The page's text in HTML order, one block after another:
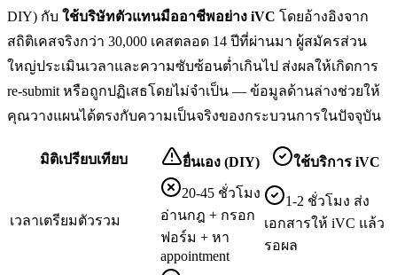
DIY) กับ ใช้บริษัทตัวแทนมืออาชีพอย่าง iVC โดยอ้างอิงจาก
สถิติเคสจริงกว่า 30,000 เคสตลอด 14 ปีที่ผ่านมา ผู้สมัครส่วน
ใหญ่ประเมินเวลาและความซับซ้อนต่ำเกินไป ส่งผลให้เกิดการ
re-submit หรือถูกปฏิเสธโดยไม่จำเป็น — ข้อมูลด้านล่างช่วยให้
คุณวางแผนได้ตรงกับความเป็นจริงของกระบวนการในปัจจุบัน
มิติเปรียบเทียบ ยื่นเอง (DIY) ใช้บริการ iVC
เวลาเตรียมตัวรวม
20-45 ชั่วโมง
อ่านกฎ + กรอก
ฟอร์ม + หา
appointment
1-2 ชั่วโมง ส่ง
เอกสารให้ iVC แล้ว
รอผล